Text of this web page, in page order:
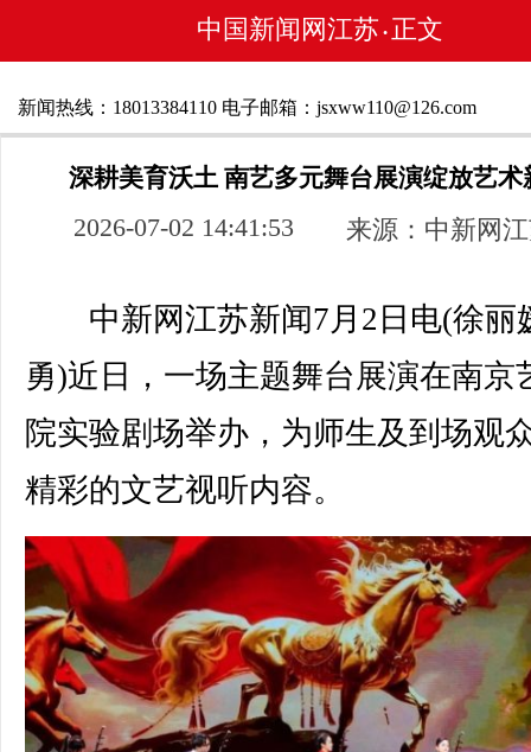
中国新闻网江苏 • 正文
新闻热线：18013384110 电子邮箱：jsxww110@126.com
深耕美育沃土 南艺多元舞台展演绽放艺术
2026-07-02 14:41:53 来源：中新网
中新网江苏新闻7月2日电(徐丽
勇)近日，一场主题舞台展演在南京
院实验剧场举办，为师生及到场观
精彩的文艺视听内容。